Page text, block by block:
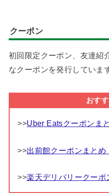
クーポン
初回限定クーポン、友達紹
なクーポンを発行していま
おす
>>Uber Eatsクーポンま
>>出前館クーポンまとめ
>>楽天デリバリークーポ